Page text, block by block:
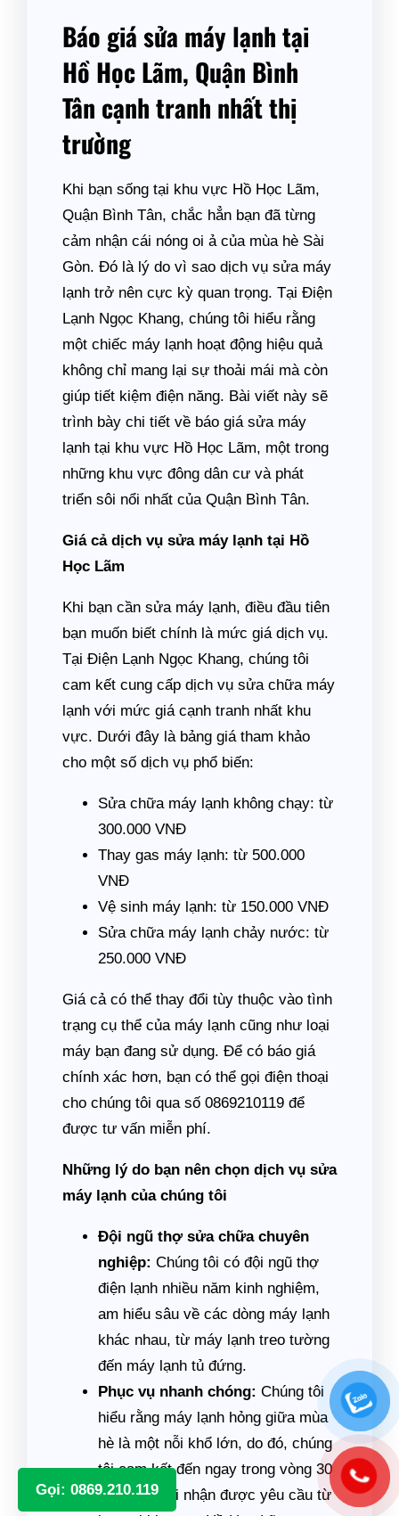
Gọi: 0869.210.119
Báo giá sửa máy lạnh tại
Hồ Học Lãm, Quận Bình
Tân cạnh tranh nhất thị
trường
Khi bạn sống tại khu vực Hồ Học Lãm,
Quận Bình Tân, chắc hẳn bạn đã từng
cảm nhận cái nóng oi ả của mùa hè Sài
Gòn. Đó là lý do vì sao dịch vụ sửa máy
lạnh trở nên cực kỳ quan trọng. Tại Điện
Lạnh Ngọc Khang, chúng tôi hiểu rằng
một chiếc máy lạnh hoạt động hiệu quả
không chỉ mang lại sự thoải mái mà còn
giúp tiết kiệm điện năng. Bài viết này sẽ
trình bày chi tiết về báo giá sửa máy
lạnh tại khu vực Hồ Học Lãm, một trong
những khu vực đông dân cư và phát
triển sôi nổi nhất của Quận Bình Tân.
Giá cả dịch vụ sửa máy lạnh tại Hồ
Học Lãm
Khi bạn cần sửa máy lạnh, điều đầu tiên
bạn muốn biết chính là mức giá dịch vụ.
Tại Điện Lạnh Ngọc Khang, chúng tôi
cam kết cung cấp dịch vụ sửa chữa máy
lạnh với mức giá cạnh tranh nhất khu
vực. Dưới đây là bảng giá tham khảo
cho một số dịch vụ phổ biến:
Sửa chữa máy lạnh không chạy: từ
300.000 VNĐ
Thay gas máy lạnh: từ 500.000
VNĐ
Vệ sinh máy lạnh: từ 150.000 VNĐ
Sửa chữa máy lạnh chảy nước: từ
250.000 VNĐ
Giá cả có thể thay đổi tùy thuộc vào tình
trạng cụ thể của máy lạnh cũng như loại
máy bạn đang sử dụng. Để có báo giá
chính xác hơn, bạn có thể gọi điện thoại
cho chúng tôi qua số 0869210119 để
được tư vấn miễn phí.
Những lý do bạn nên chọn dịch vụ sửa
máy lạnh của chúng tôi
Đội ngũ thợ sửa chữa chuyên
nghiệp: Chúng tôi có đội ngũ thợ
điện lạnh nhiều năm kinh nghiệm,
am hiểu sâu về các dòng máy lạnh
khác nhau, từ máy lạnh treo tường
đến máy lạnh tủ đứng.
Phục vụ nhanh chóng: Chúng tôi
hiểu rằng máy lạnh hỏng giữa mùa
hè là một nỗi khổ lớn, do đó, chúng
tôi cam kết đến ngay trong vòng 30
phút sau khi nhận được yêu cầu từ